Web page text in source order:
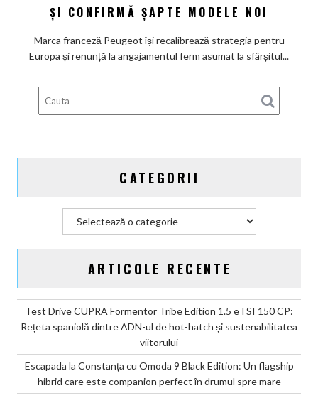
la
de
a
electric
până
modele
ȘI CONFIRMĂ ȘAPTE MODELE NOI
Marca franceză Peugeot își recalibrează strategia pentru
Europa și renunță la angajamentul ferm asumat la sfârșitul...
CATEGORII
ARTICOLE RECENTE
Test Drive CUPRA Formentor Tribe Edition 1.5 eTSI 150 CP:
Rețeta spaniolă dintre ADN-ul de hot-hatch și sustenabilitatea
viitorului
Escapada la Constanța cu Omoda 9 Black Edition: Un flagship
hibrid care este companion perfect în drumul spre mare